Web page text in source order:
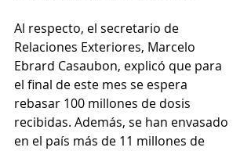
Al respecto, el secretario de
Relaciones Exteriores, Marcelo
Ebrard Casaubon, explicó que para
el final de este mes se espera
rebasar 100 millones de dosis
recibidas. Además, se han envasado
en el país más de 11 millones de